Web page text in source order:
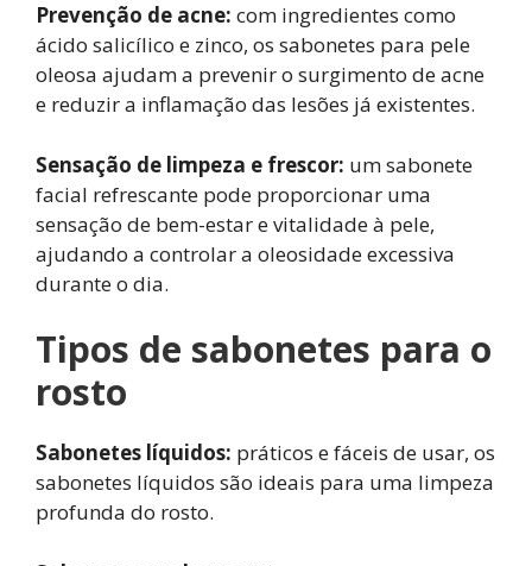
Prevenção de acne: com ingredientes como
ácido salicílico e zinco, os sabonetes para pele
oleosa ajudam a prevenir o surgimento de acne
e reduzir a inflamação das lesões já existentes.
Sensação de limpeza e frescor: um sabonete
facial refrescante pode proporcionar uma
sensação de bem-estar e vitalidade à pele,
ajudando a controlar a oleosidade excessiva
durante o dia.
Tipos de sabonetes para o
rosto
Sabonetes líquidos: práticos e fáceis de usar, os
sabonetes líquidos são ideais para uma limpeza
profunda do rosto.